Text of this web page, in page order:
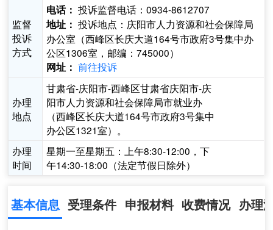
监督
投诉
方式
电话： 投诉监督电话：0934-8612707
地址： 投诉地点：庆阳市人力资源和社会保障局
办公室（西峰区长庆大道164号市政府3号集中办
公区1306室，邮编：745000）
网址： 前往投诉
办理
地点
甘肃省-庆阳市-西峰区甘肃省庆阳市-庆
阳市人力资源和社会保障局市就业办
（西峰区长庆大道164号市政府3号集中
办公区1321室）。
办理
时间
星期一至星期五：上午8:30-12:00，下
午14:30-18:00（法定节假日除外）
基本信息 受理条件 申报材料 收费情况 办理